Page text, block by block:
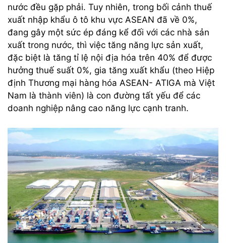
nước đều gặp phải. Tuy nhiên, trong bối cảnh thuế
xuất nhập khẩu ô tô khu vực ASEAN đã về 0%,
đang gây một sức ép đáng kể đối với các nhà sản
xuất trong nước, thì việc tăng năng lực sản xuất,
đặc biệt là tăng tỉ lệ nội địa hóa trên 40% để được
hưởng thuế suất 0%, gia tăng xuất khẩu (theo Hiệp
định Thương mại hàng hóa ASEAN- ATIGA mà Việt
Nam là thành viên) là con đường tất yếu để các
doanh nghiệp nâng cao năng lực cạnh tranh.